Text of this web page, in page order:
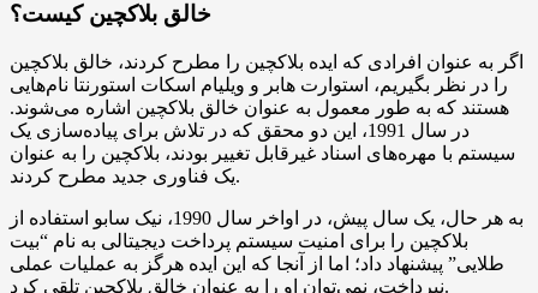
خالق بلاکچین کیست؟
اگر به عنوان افرادی که ایده بلاکچین را مطرح کردند، خالق بلاکچین
را در نظر بگیریم، استوارت هابر و ویلیام اسکات استورنتا نام‌هایی
هستند که به طور معمول به عنوان خالق بلاکچین اشاره می‌شوند.
در سال 1991، این دو محقق که در تلاش برای پیاده‌سازی یک
سیستم با مهره‌های اسناد غیرقابل تغییر بودند، بلاکچین را به عنوان
یک فناوری جدید مطرح کردند.
به هر حال، یک سال پیش، در اواخر سال 1990، نیک سابو استفاده از
بلاکچین را برای امنیت سیستم پرداخت دیجیتالی به نام “بیت
طلایی” پیشنهاد داد؛ اما از آنجا که این ایده هرگز به عملیات عملی
نپرداخت، نمی‌توان او را به عنوان خالق بلاکچین تلقی کرد.